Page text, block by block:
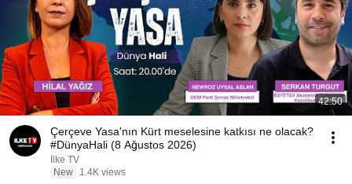
42:50
Çerçeve Yasa'nın Kürt meselesine katkısı ne olacak?
#DünyaHali (8 Ağustos 2026)
İlke TV
New
1.4K views